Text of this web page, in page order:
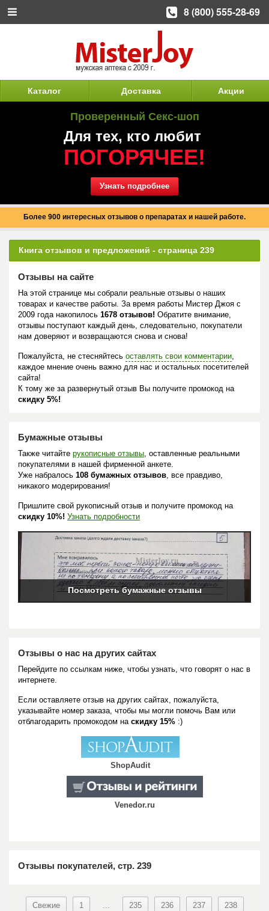
Каталог Доставка Акции
Проверенный Секс-шоп
Для тех, кто любит
ПОГОРЯЧЕЕ!
Узнать подробнее
Более 900 интересных отзывов о препаратах и нашей работе.
Книга отзывов и предложений - страница 239
Отзывы на сайте
На этой странице мы собрали реальные отзывы о наших
товарах и качестве работы. За время работы Мистер Джоя с
2009 года накопилось 1678 отзывов! Обратите внимание,
отзывы поступают каждый день, следовательно, покупатели
нам доверяют и возвращаются снова и снова!
Пожалуйста, не стесняйтесь оставлять свои комментарии,
каждое мнение очень важно для нас и остальных посетителей
сайта!
К тому же за развернутый отзыв Вы получите промокод на
скидку 5%!
Бумажные отзывы
Также читайте рукописные отзывы, оставленные реальными
покупателями в нашей фирменной анкете.
Уже набралось 108 бумажных отзывов, все правдиво,
никакого модерирования!
Пришлите свой рукописный отзыв и получите промокод на
скидку 10%! Узнать подробности
Посмотреть бумажные отзывы
Отзывы о нас на других сайтах
Перейдите по ссылкам ниже, чтобы узнать, что говорят о нас в
интернете.
Если оставляете отзыв на других сайтах, пожалуйста,
указывайте номер заказа, чтобы мы могли помочь Вам или
отблагодарить промокодом на скидку 15% :)
ShopAudit
Venedor.ru
Отзывы покупателей, стр. 239
Свежие 1 ... 235 236 237 238
8 (800) 555-28-69